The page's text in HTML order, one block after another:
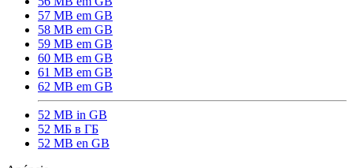
57 MB em GB
58 MB em GB
59 MB em GB
60 MB em GB
61 MB em GB
62 MB em GB
52 MB in GB
52 МБ в ГБ
52 MB en GB